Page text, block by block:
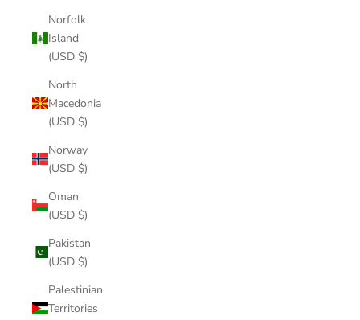
Norfolk
Island
(USD $)
North
Macedonia
(USD $)
Norway
(USD $)
Oman
(USD $)
Pakistan
(USD $)
Palestinian
Territories